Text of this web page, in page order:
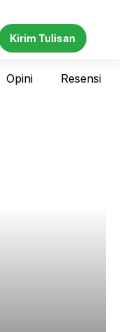
Kirim Tulisan
Opini Resensi